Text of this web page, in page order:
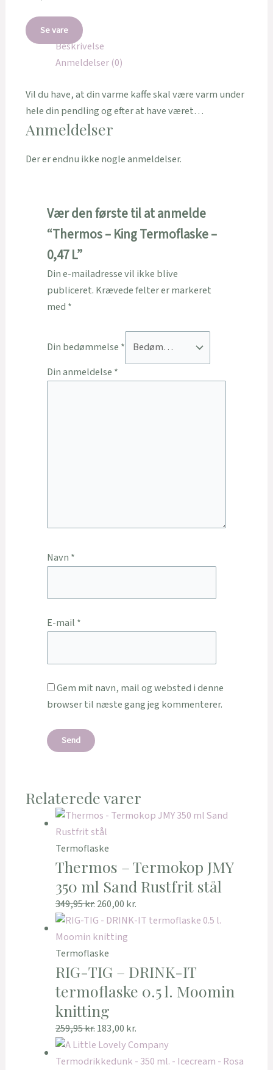
Se vare
Beskrivelse
Anmeldelser (0)
Vil du have, at din varme kaffe skal være varm under
hele din pendling og efter at have været…
Anmeldelser
Der er endnu ikke nogle anmeldelser.
Vær den første til at anmelde
“Thermos – King Termoflaske –
0,47 L”
Din e-mailadresse vil ikke blive
publiceret. Krævede felter er markeret
med *
Din bedømmelse *
Din anmeldelse *
Navn *
E-mail *
Gem mit navn, mail og websted i denne
browser til næste gang jeg kommenterer.
Relaterede varer
Termoflaske
Thermos – Termokop JMY
350 ml Sand Rustfrit stål
349,95kr.260,00 kr.
Termoflaske
RIG-TIG – DRINK-IT
termoflaske 0.5 l. Moomin
knitting
259,95kr.183,00 kr.